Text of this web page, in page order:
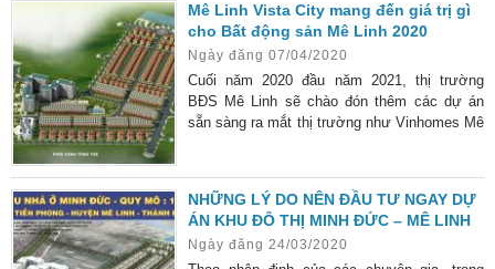
Mê Linh Vista City mang đến giá trị gì
cho Bất động sản Mê Linh 2020
Ngày đăng 07/04/2020
Cuối năm 2020 đầu năm 2021, thị trường
BĐS Mê Linh sẽ chào đón thêm các dự án
sẵn sàng ra mắt thị trường như Vinhomes Mê
NHỮNG LÝ DO NÊN ĐẦU TƯ NGAY DỰ
ÁN KHU ĐÔ THỊ MINH ĐỨC – MÊ LINH
Ngày đăng 24/03/2020